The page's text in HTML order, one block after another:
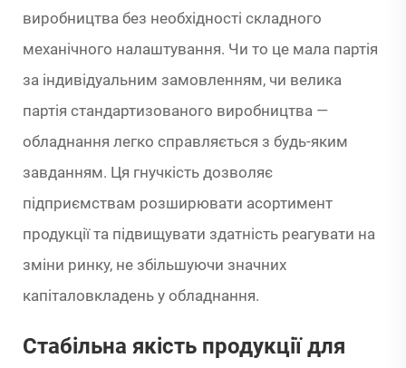
виробництва без необхідності складного
механічного налаштування. Чи то це мала партія
за індивідуальним замовленням, чи велика
партія стандартизованого виробництва —
обладнання легко справляється з будь-яким
завданням. Ця гнучкість дозволяє
підприємствам розширювати асортимент
продукції та підвищувати здатність реагувати на
зміни ринку, не збільшуючи значних
капіталовкладень у обладнання.
Стабільна якість продукції для